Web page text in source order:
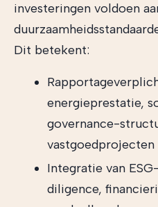
investeringen voldoen
Dit betekent:
energieprestatie,
governance-
vastgoedprojecten
Integratie van
diligence,